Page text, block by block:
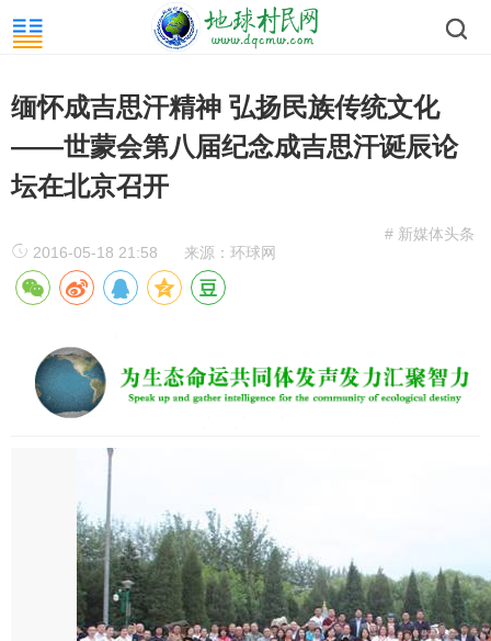
缅怀成吉思汗精神 弘扬民族传统文化
——世蒙会第八届纪念成吉思汗诞辰论
坛在北京召开
# 新媒体头条
2016-05-18 21:58
来源：环球网